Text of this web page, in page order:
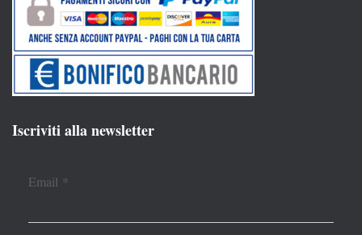
Iscriviti alla newsletter
Email *